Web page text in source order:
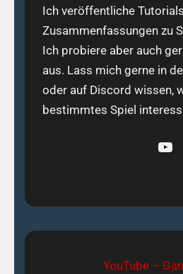
Ich veröffentliche
Zusammenfassungen zu
Ich probiere aber auch
aus. Lass mich gerne in
oder auf Discord wissen,
bestimmtes Spiel
YouTube –